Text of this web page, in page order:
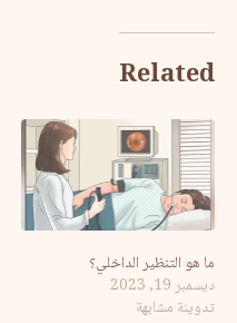
Related
ما هو التنظير الداخلي؟
ديسمبر 19, 2023
تدوينة مشابهة